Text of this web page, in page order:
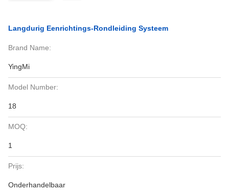
Langdurig Eenrichtings-Rondleiding Systeem
Brand Name:
YingMi
Model Number:
18
MOQ:
1
Prijs:
Onderhandelbaar